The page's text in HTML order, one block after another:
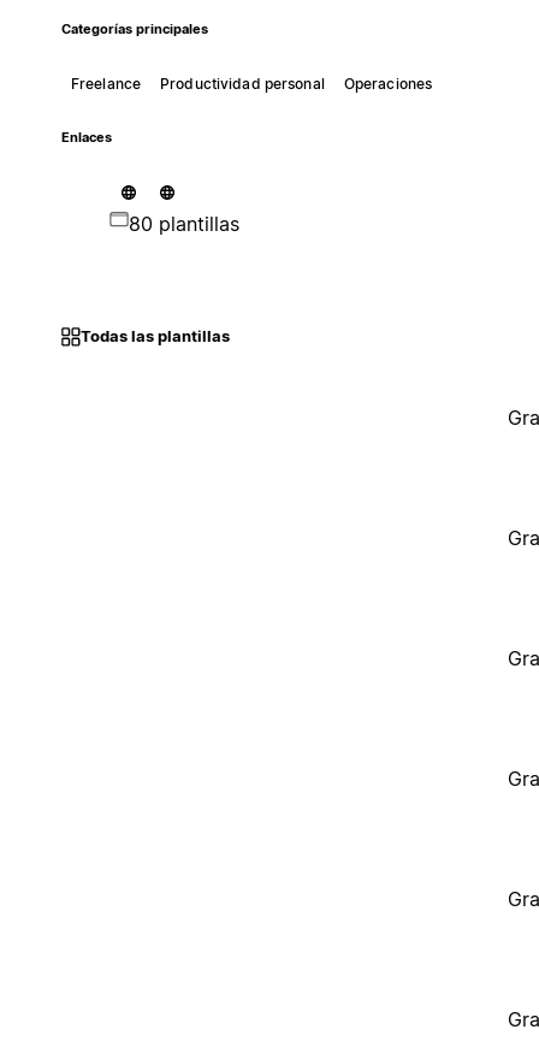
Categorías principales
Freelance Productividad personal Operaciones
Enlaces
80 plantillas
Todas las plantillas